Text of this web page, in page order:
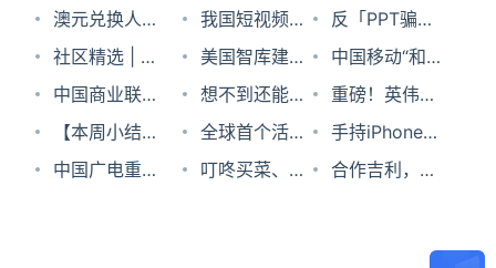
for iOS现已发
布 免费版可以
使用基础功能
付费版7.99美
元/月
服：微信版本
升级至8.0.55
可用
ClickHouse
研发的一款分
析型数据库产
品
书等App试点
网络身份证：
认证后不再输
入姓名、身份
证号
汇率
率2023年10
月1日
澳元兑换人民
币汇率2023
年8月21日
我国短视频用
户破10亿，这
些人被限制刷
抖音
反「PPT骗
子」，互联网
大厂是认真的
吗？
社区精选 | 手
写编程语言-
实现运算符重
载
美国智库建议
构建美欧长期
技术联盟战略
中国移动“和
飞信”将停止
服务，用过的
暴露年龄
中国商业联合
会姜明：“三
品”战略将对
想不到还能这
样复制粘贴
重磅！英伟达
宣布开源
Linux GPU 内
【本周小结】
三大运营商
全球首个活体
机器人：学会
手持iPhone
12要不要换
我给你个准信
中国广电重启
叮咚买菜、每
合作吉利，百